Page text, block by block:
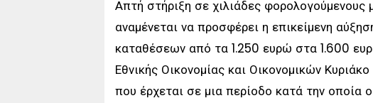
Απτή στήριξη σε χιλιάδες
αναμένεται να προσφέρει η επικείμενη
καταθέσεων από τα 1.250 ευρώ στα 1.600
Εθνικής Οικονομίας και Οικονομικών
που έρχεται σε μια περίοδο κατά την οποία